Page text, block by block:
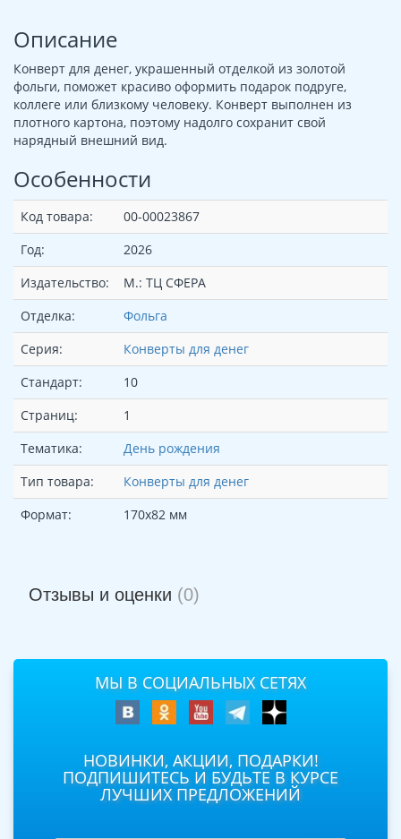
Описание
Конверт для денег, украшенный отделкой из золотой
фольги, поможет красиво оформить подарок подруге,
коллеге или близкому человеку. Конверт выполнен из
плотного картона, поэтому надолго сохранит свой
нарядный внешний вид.
Особенности
Код товара:
00-00023867
Год:
2026
Издательство:
М.: ТЦ СФЕРА
Отделка:
Фольга
Серия:
Конверты для денег
Стандарт:
10
Страниц:
1
Тематика:
День рождения
Тип товара:
Конверты для денег
Формат:
170х82 мм
Отзывы и оценки (0)
МЫ В СОЦИАЛЬНЫХ СЕТЯХ
НОВИНКИ, АКЦИИ, ПОДАРКИ!
ПОДПИШИТЕСЬ И БУДЬТЕ В КУРСЕ
ЛУЧШИХ ПРЕДЛОЖЕНИЙ